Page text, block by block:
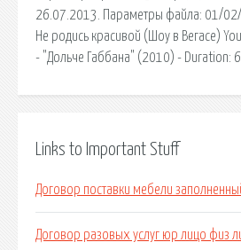
26.07.2013. Параметры файла: 01/
Не родись красивой (Шоу в Вегасе)
- "Дольче Габбана" (2010) - Duration:
Links to Important Stuff
Договор поставки мебели
Договор разовых услуг юр лицо физ